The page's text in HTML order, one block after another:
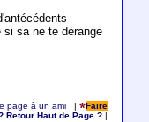
sa ne te dérange
page à un ami |
Faire
Retour Haut de Page ?